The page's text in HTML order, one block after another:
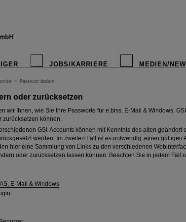
JOBS/KARRIERE MEDIEN/
> Passwort ändern
oder zurücksetzen
wir Ihnen, wie Sie Ihre Passworte für e.biss, E-Mail & Windows,
zurücksetzen können.
GSI-Accounts können mit Kenntnis des alten geändert
werden. Im zweiten Fall ist es notwendig, einen gültigen
hier eine Sammlung von Links zu den verschiedenen
oder zurücksetzen lassen können. Beachten Sie in jedem Fall
E-Mail & Windows